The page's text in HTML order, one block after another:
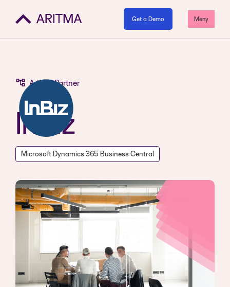
Get a Demo Meny
Aritma Partner
InBiz
Microsoft Dynamics 365 Business Central